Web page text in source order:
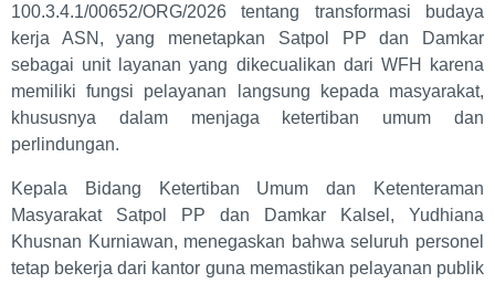
100.3.4.1/00652/ORG/2026 tentang transformasi budaya
kerja ASN, yang menetapkan Satpol PP dan Damkar
sebagai unit layanan yang dikecualikan dari WFH karena
memiliki fungsi pelayanan langsung kepada masyarakat,
khususnya dalam menjaga ketertiban umum dan
perlindungan.
Kepala Bidang Ketertiban Umum dan Ketenteraman
Masyarakat Satpol PP dan Damkar Kalsel, Yudhiana
Khusnan Kurniawan, menegaskan bahwa seluruh personel
tetap bekerja dari kantor guna memastikan pelayanan publik